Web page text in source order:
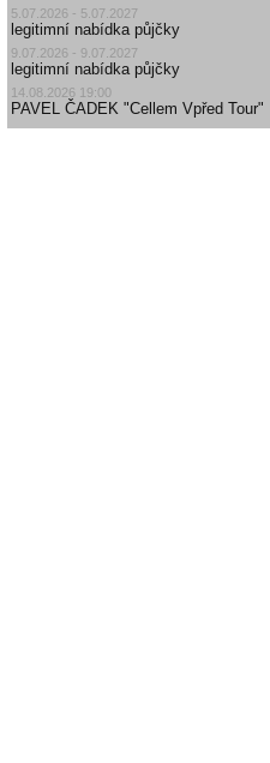
5.07.2026 - 5.07.2027
legitimní nabídka půjčky
9.07.2026 - 9.07.2027
legitimní nabídka půjčky
14.08.2026 19:00
PAVEL ČADEK "Cellem Vpřed Tour"